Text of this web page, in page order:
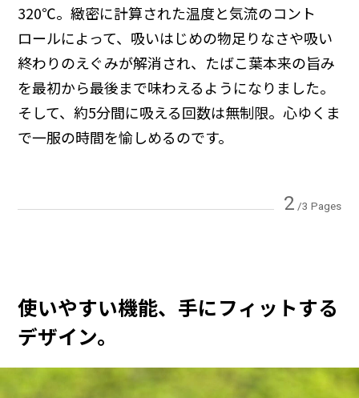
320℃。緻密に計算された温度と気流のコント
ロールによって、吸いはじめの物足りなさや吸い
終わりのえぐみが解消され、たばこ葉本来の旨み
を最初から最後まで味わえるようになりました。
そして、約5分間に吸える回数は無制限。心ゆくま
で一服の時間を愉しめるのです。
2 /3 Pages
使いやすい機能、手にフィットする
デザイン。